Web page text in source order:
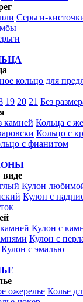
Серьги-
кольцо для
19 20 21 Без
камней Кольца с
Кольцо с
с фианитом
Кулон
Кулон с
Кулон с
Кулон с
Кулон с эмалью
ожерелье Колье